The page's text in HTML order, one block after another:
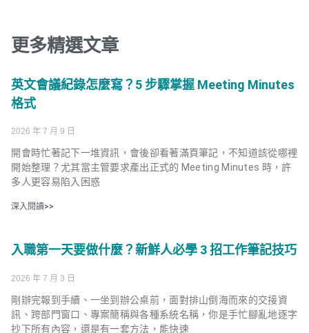
更多精選文章
英文會議紀錄怎麼寫？5 步驟掌握 Meeting Minutes
格式
2026 年 7 月 9 日
開會時忙著記下一堆資訊，會後卻看著滿頁筆記，不知道該從哪裡
開始整理？尤其當主管要求產出正式的 Meeting Minutes 時，許
多人更容易陷入困惑
深入閱讀>>
入職第一天要做什麼？新鮮人必學 3 招工作筆記技巧
2026 年 7 月 3 日
剛辦完報到手續、一坐到辦公桌前，面對排山倒海而來的交接資
訊、跨部門窗口、專案簡稱與各種系統名稱，你是手忙腳亂地逐字
抄下所有內容，還是有一套方法，能快速